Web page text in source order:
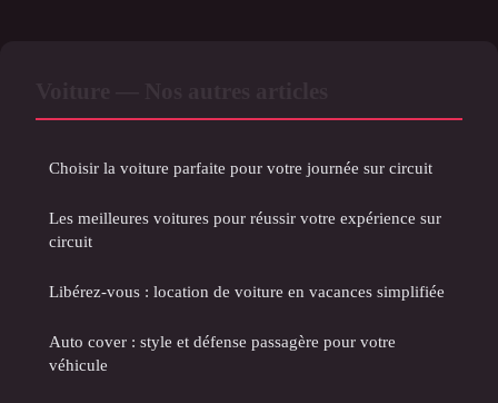
Choisir la voiture parfaite pour votre journée sur circuit
Les meilleures voitures pour réussir votre expérience sur
circuit
Libérez-vous : location de voiture en vacances simplifiée
Auto cover : style et défense passagère pour votre
véhicule